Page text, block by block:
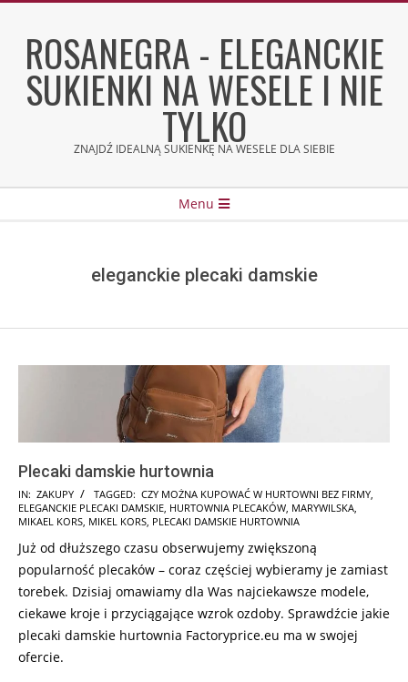
contentROSANEGRA - ELEGANCKIE
SUKIENKI NA WESELE I NIE
TYLKO
ZNAJDŹ IDEALNĄ SUKIENKĘ NA WESELE DLA SIEBIE
Menu
eleganckie plecaki damskie
Plecaki damskie hurtownia
2025-
02-
IN: ZAKUPY TAGGED: CZY MOŻNA KUPOWAĆ W HURTOWNI BEZ FIRMY
ELEGANCKIE PLECAKI DAMSKIE HURTOWNIA PLECAKÓW MARYWILSKA
MIKAEL KORS MIKEL KORS PLECAKI DAMSKIE HURTOWNIA
Już od dłuższego czasu obserwujemy zwiększoną
popularność plecaków – coraz częściej wybieramy je zamiast
torebek. Dzisiaj omawiamy dla Was najciekawsze modele,
ciekawe kroje i przyciągające wzrok ozdoby. Sprawdźcie jakie
plecaki damskie hurtownia Factoryprice.eu ma w swojej
ofercie.